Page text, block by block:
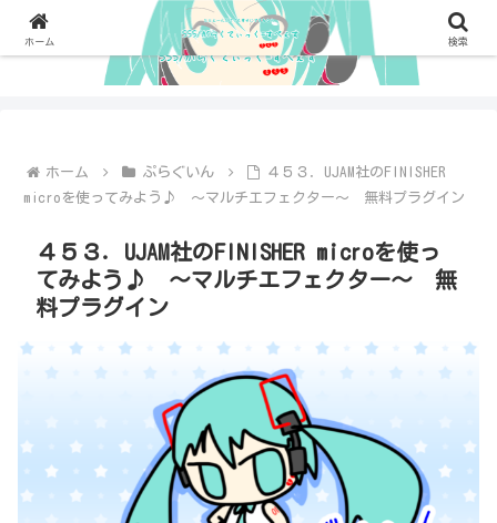
ホーム ぷらぐいん
４５３．UJAM社のFINISHER
microを使ってみよう♪ ～マルチエフェクター～ 無料プラグイン
４５３．UJAM社のFINISHER microを使っ
てみよう♪ ～マルチエフェクター～ 無
料プラグイン
ホーム 検索